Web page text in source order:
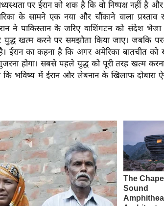
पर ईरान को शक है कि वो निष्पक्ष नहीं है
के सामने एक नया और चौंकाने वाला प्रस्ताव
ने पाकिस्तान के जरिए वाशिंगटन को संदेश
युद्ध खत्म करने पर समझौता किया जाए। जबकि
ईरान का कहना है कि अगर अमेरिका बातचीत को
होगा। सबसे पहले युद्ध को पूरी तरह खत्म करना
कि भविष्य में ईरान और लेबनान के खिलाफ